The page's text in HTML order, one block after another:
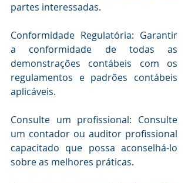
partes interessadas.
Conformidade Regulatória: Garantir
a conformidade de todas as
demonstrações contábeis com os
regulamentos e padrões contábeis
aplicáveis.
Consulte um profissional: Consulte
um contador ou auditor profissional
capacitado que possa aconselhá-lo
sobre as melhores práticas.